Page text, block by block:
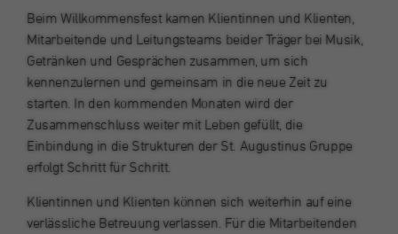
Beim Willkommensfest kamen Klientinnen und Klienten,
Mitarbeitende und Leitungsteams beider Träger bei Musik,
Getränken und Gesprächen zusammen, um sich
kennenzulernen und gemeinsam in die neue Zeit zu
starten. In den kommenden Monaten wird der
Zusammenschluss weiter mit Leben gefüllt, die
Einbindung in die Strukturen der St. Augustinus Gruppe
erfolgt Schritt für Schritt.
Klientinnen und Klienten können sich weiterhin auf eine
verlässliche Betreuung verlassen. Für die Mitarbeitenden
Name dismissCoronaBanner
Anbieter St. Augustinus Kliniken gGmbH
Laufzeit Sitzung
Corona-Banner bereits geschlossen wurde.
Zweck
Wird zur Speicherung der
Attributionsinformationen, des Referrers, der
ursprünglich zum Besuch der Website
verwendet wurde, verwendet.
Name _pk_ses, _pk_cvar, _pk_hsr
Laufzeit 30 Minuten
Laufzeit 16 Jahre
Cookies von Drittanbietern. Sie bieten
bestimmte Funktionen von Google und
können bestimmte Einstellungen
entsprechend den Nutzungsmustern
speichern und die Anzeigen, die in Google-
Suchanfragen erscheinen, personalisieren.
Name fr